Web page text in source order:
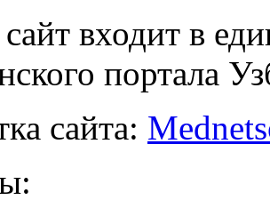
входит в
портала
сайта: